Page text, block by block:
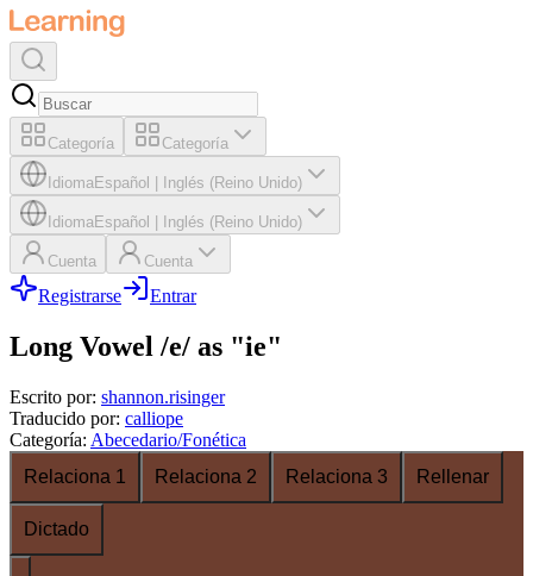
Categoría Categoría
IdiomaEspañol Inglés (Reino Unido)
IdiomaEspañol Inglés (Reino Unido)
Cuenta Cuenta
Registrarse Entrar
Long Vowel /e/ as "ie"
Escrito por: shannon.risinger
Traducido por: calliope
Categoría: Abecedario/Fonética
Relaciona 1
Relaciona 2 Relaciona 3 Rellenar
Dictado